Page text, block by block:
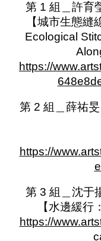
第 1 組＿許育
【城市生態
Ecological
https://
第 2 組＿薛祐
https://
第 3 組＿沈于
【水邊緩行
https://